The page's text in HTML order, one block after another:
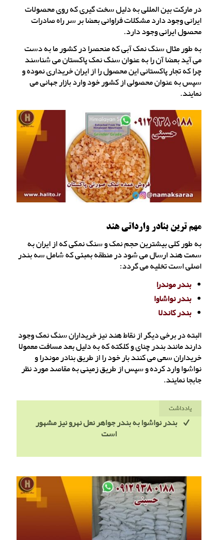
در مارکت بین المللی به دلیل سخت گیری که روی محصولات
ایرانی وجود دارد مشکلات فراوانی بعضا بر سر راه صادرات
محصول ایرانی وجود دارد.
به طور مثال سنگ نمک آبی که منحصرا در کشور ما به دست
می آید بعضا آن را به عنوان سنگ نمک پاکستان می شناسند
چرا که تجار پاکستانی این محصول را از ایران خریداری نموده و
سپس به عنوان محصولی از کشور خود وارد بازار جهانی می
نمایند.
مهم ترین بنادر وارداتی هند
به طور کلی بیشترین حجم نمک و سنگ نمکی که از ایران به
سمت هند ارسال می شود در منطقه بمبئی که شامل سه بندر
اصلی است تخلیه می گردد:
بندر موندرا
بندر نواشاوا
بندر کاندلا
البته در برخی دیگر از نقاط هند نیز خریداران سنگ نمک وجود
دارند مانند بندر چنای و کلکته که به دلیل بعد مسافت معمولا
خریداران سعی می کنند بار خود را از طریق بنادر موندرا و
نواشوا وارد کرده و سپس از طریق زمینی به مقاصد مورد نظر
جابجا نمایند.
یادداشت
بندر نواشوا به بندر جواهر نعل نهرو نیز مشهور
است